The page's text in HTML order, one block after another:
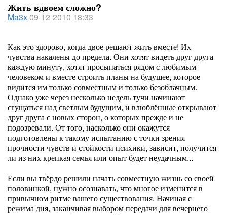
Жить вдвоем сложно?
Ma3x09-12-2010 18:33
Как это здорово, когда двое решают жить вместе! Их
чувства накалены до предела. Они хотят видеть друг друга
каждую минуту, хотят просыпаться рядом с любимым
человеком и вместе строить планы на будущее, которое
видится им только совместным и только безоблачным.
Однако уже через несколько недель тучи начинают
сгущаться над светлым будущим, и влюблённые открывают
друг друга с новых сторон, о которых прежде и не
подозревали. От того, насколько они окажутся
подготовлены к такому испытанию с точки зрения
прочности чувств и стойкости психики, зависит, получится
ли из них крепкая семья или опыт будет неудачным...
Если вы твёрдо решили начать совместную жизнь со своей
половинкой, нужно осознавать, что многое изменится в
привычном ритме вашего существования. Начиная с
режима дня, заканчивая выбором передачи для вечернего